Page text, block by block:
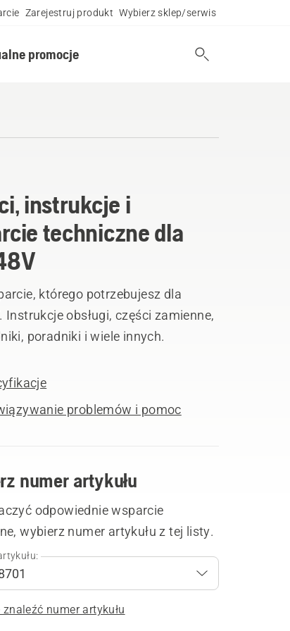
Zarejestruj produkt Wybierz sklep/serwis
promocje
instrukcje i
techniczne dla
którego potrzebujesz dla
Instrukcje obsługi, części zamienne,
poradniki i wiele innych.
problemów i pomoc
numer artykułu
odpowiednie wsparcie
wybierz numer artykułu z tej listy.
znaleźć numer artykułu